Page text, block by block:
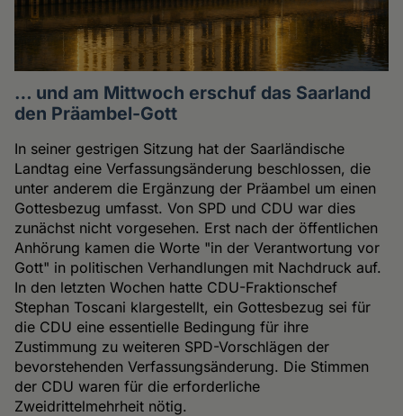
… und am Mittwoch erschuf das Saarland
den Präambel-Gott
In seiner gestrigen Sitzung hat der Saarländische
Landtag eine Verfassungsänderung beschlossen, die
unter anderem die Ergänzung der Präambel um einen
Gottesbezug umfasst. Von SPD und CDU war dies
zunächst nicht vorgesehen. Erst nach der öffentlichen
Anhörung kamen die Worte "in der Verantwortung vor
Gott" in politischen Verhandlungen mit Nachdruck auf.
In den letzten Wochen hatte CDU-Fraktionschef
Stephan Toscani klargestellt, ein Gottesbezug sei für
die CDU eine essentielle Bedingung für ihre
Zustimmung zu weiteren SPD-Vorschlägen der
bevorstehenden Verfassungsänderung. Die Stimmen
der CDU waren für die erforderliche
Zweidrittelmehrheit nötig.